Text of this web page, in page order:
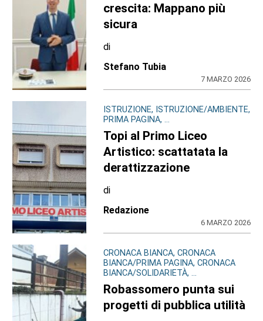
crescita: Mappano più
sicura
di
Stefano Tubia
7 MARZO 2026
ISTRUZIONE, ISTRUZIONE/AMBIENTE,
PRIMA PAGINA, ...
Topi al Primo Liceo
Artistico: scattatata la
derattizzazione
di
Redazione
6 MARZO 2026
CRONACA BIANCA, CRONACA
BIANCA/PRIMA PAGINA, CRONACA
BIANCA/SOLIDARIETÀ, ...
Robassomero punta sui
progetti di pubblica utilità